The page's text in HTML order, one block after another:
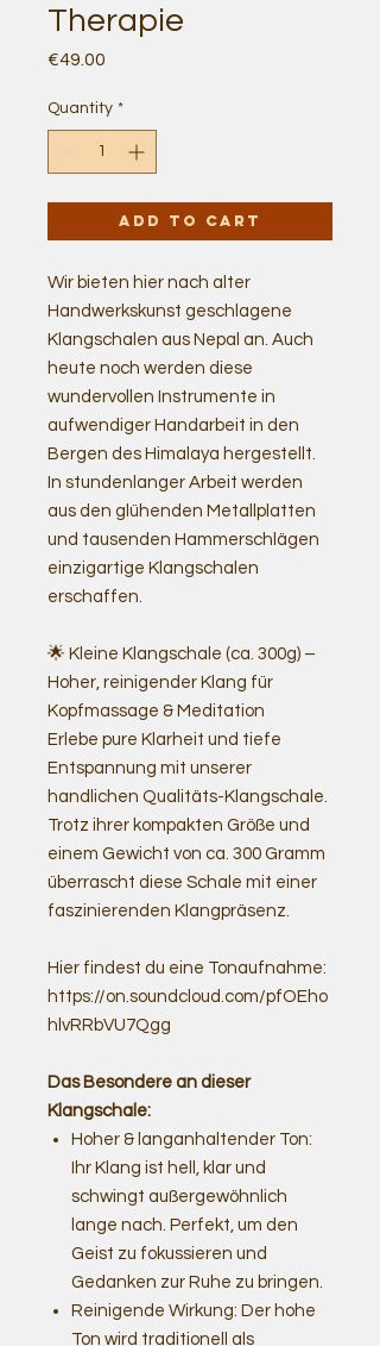
Therapie
€49.00
Quantity *
Add to Cart
Wir bieten hier nach alter
Handwerkskunst geschlagene
Klangschalen aus Nepal an. Auch
heute noch werden diese
wundervollen Instrumente in
aufwendiger Handarbeit in den
Bergen des Himalaya hergestellt.
In stundenlanger Arbeit werden
aus den glühenden Metallplatten
und tausenden Hammerschlägen
einzigartige Klangschalen
erschaffen.
🌟 Kleine Klangschale (ca. 300g) –
Hoher, reinigender Klang für
Kopfmassage & Meditation
Erlebe pure Klarheit und tiefe
Entspannung mit unserer
handlichen Qualitäts-Klangschale.
Trotz ihrer kompakten Größe und
einem Gewicht von ca. 300 Gramm
überrascht diese Schale mit einer
faszinierenden Klangpräsenz.
Hier findest du eine Tonaufnahme:
https://on.soundcloud.com/pfOEho
hlvRRbVU7Qgg
Das Besondere an dieser
Klangschale:
Hoher & langanhaltender Ton:
Ihr Klang ist hell, klar und
schwingt außergewöhnlich
lange nach. Perfekt, um den
Geist zu fokussieren und
Gedanken zur Ruhe zu bringen.
Reinigende Wirkung: Der hohe
Ton wird traditionell als